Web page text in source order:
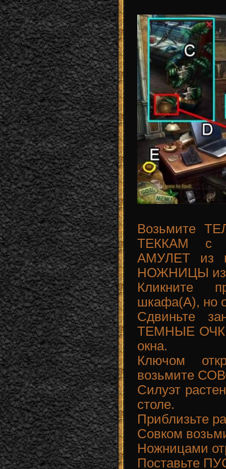
Возьмите
ТЕККАМ с
АМУЛЕТ из
НОЖНИЦЫ из
Кликните
шкафа(A), но
Сдвиньте
ТЕМНЫЕ
окна.
Ключом
возьмите
Силуэт
столе.
Приблизьте
Совком
Ножницами
Поставьте